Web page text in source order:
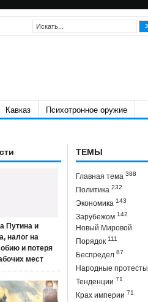
Кавказ
Психотронное оружие
Путина и
налог на
и потеря
мест
ТЕМЫ
Главная тема 388
Политика 232
Экономика 143
Зарубежом 142
Новый Мировой
Порядок 111
Беспредел 87
Народные протесты
Тенденции 71
Крах империи 71